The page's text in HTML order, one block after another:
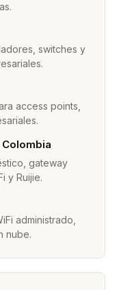
switches y
access points,
gateway
y Ruijie.
administrado,
nube.